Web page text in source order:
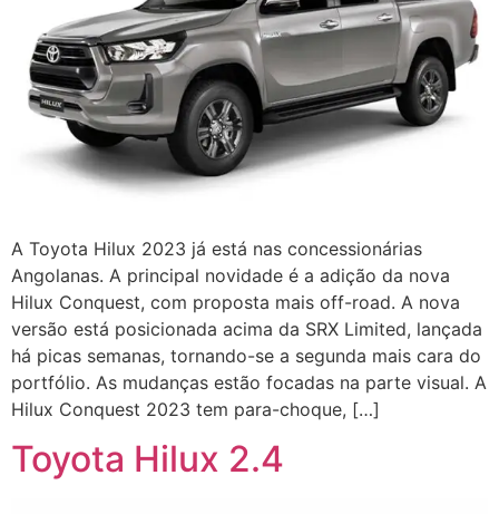
A Toyota Hilux 2023 já está nas concessionárias
Angolanas. A principal novidade é a adição da nova
Hilux Conquest, com proposta mais off-road. A nova
versão está posicionada acima da SRX Limited, lançada
há picas semanas, tornando-se a segunda mais cara do
portfólio. As mudanças estão focadas na parte visual. A
Hilux Conquest 2023 tem para-choque, […]
Toyota Hilux 2.4